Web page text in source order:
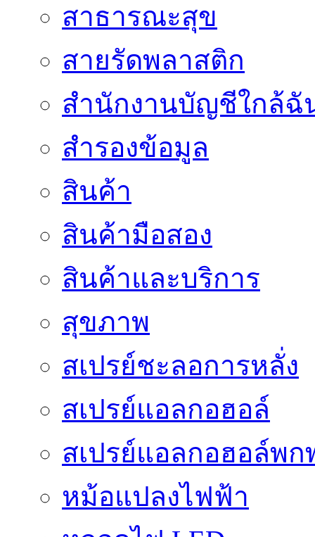
สาธารณะสุข
สายรัดพลาสติก
สำนักงานบัญชีใกล้ฉั
สำรองข้อมูล
สินค้า
สินค้ามือสอง
สินค้าและบริการ
สุขภาพ
สเปรย์ชะลอการหลั่ง
สเปรย์แอลกอฮอล์
สเปรย์แอลกอฮอล์พก
หม้อแปลงไฟฟ้า